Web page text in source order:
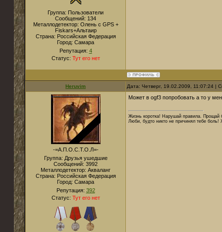
Группа: Пользователи
Сообщений: 134
Металлодетектор: Олень с GPS +
Fiskars+Альтаир
Страна: Российская Федерация
Город: Самара
Репутация: 4
Статус: Тут его нет
Heruvim Дата: Четверг, 19.02.2009, 11:07:24 |
-=А.П.О.С.Т.О.Л=-
Группа: Друзья ушедшие
Сообщений: 3992
Металлодетектор: Акваланг
Страна: Российская Федерация
Город: Самара
Репутация: 392
Статус: Тут его нет
Может в ogf3 попробовать а то у
Жизнь коротка! Нарушай правила. Прощай
Люби, будто никто не причинял тебе